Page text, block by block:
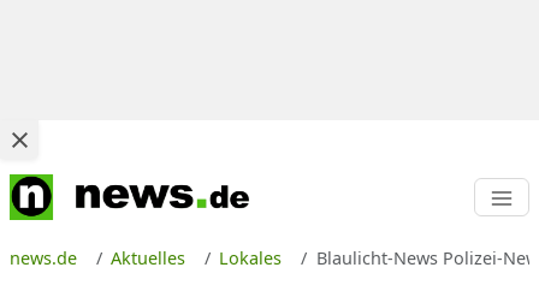
news.de Aktuelles Lokales Blaulicht-News Polizei-